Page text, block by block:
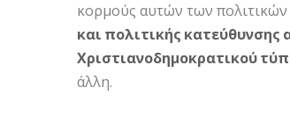
κορμούς αυτών των
και πολιτικής κατεύθυνσης
Χριστιανοδημοκρατικού
άλλη.